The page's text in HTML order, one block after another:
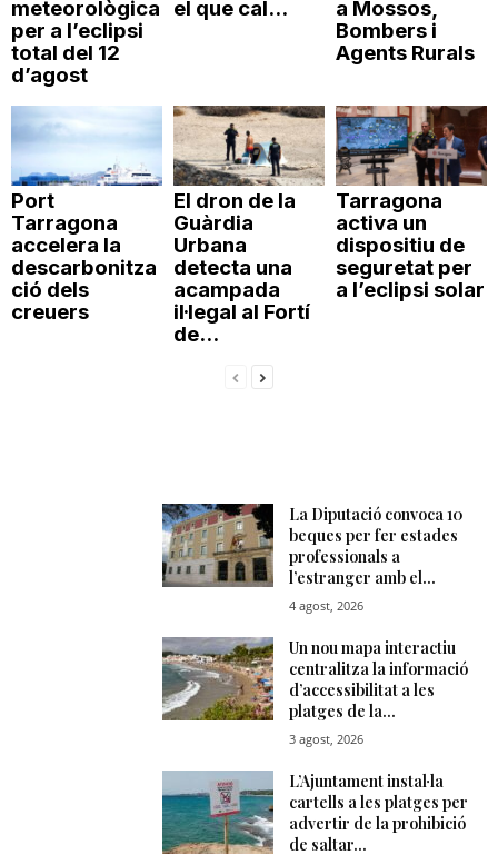
meteorològica
per a l’eclipsi
total del 12
d’agost
el que cal...
a Mossos,
Bombers i
Agents Rurals
Port
Tarragona
accelera la
descarbonitza
ció dels
creuers
El dron de la
Guàrdia
Urbana
detecta una
acampada
il·legal al Fortí
de...
Tarragona
activa un
dispositiu de
seguretat per
a l’eclipsi solar